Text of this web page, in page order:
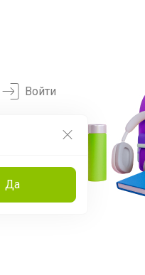
Да
Войти
Эксперты